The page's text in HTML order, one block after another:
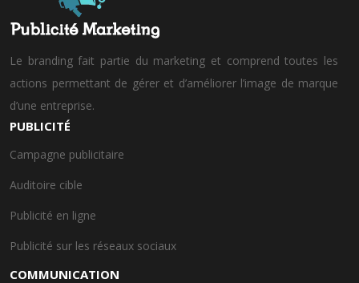
Le branding fait partie du marketing et comprend toutes les
actions permettant de gérer et d’améliorer l’image de marque
d’une entreprise.
PUBLICITÉ
Campagne publicitaire
Auditoire cible
Publicité en ligne
Publicité sur les réseaux sociaux
COMMUNICATION